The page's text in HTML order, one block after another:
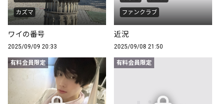
カズマ
ワイの番号
2025/09/09 20:33
ファンクラブ
近況
2025/09/08 21:50
有料会員限定 有料会員限定